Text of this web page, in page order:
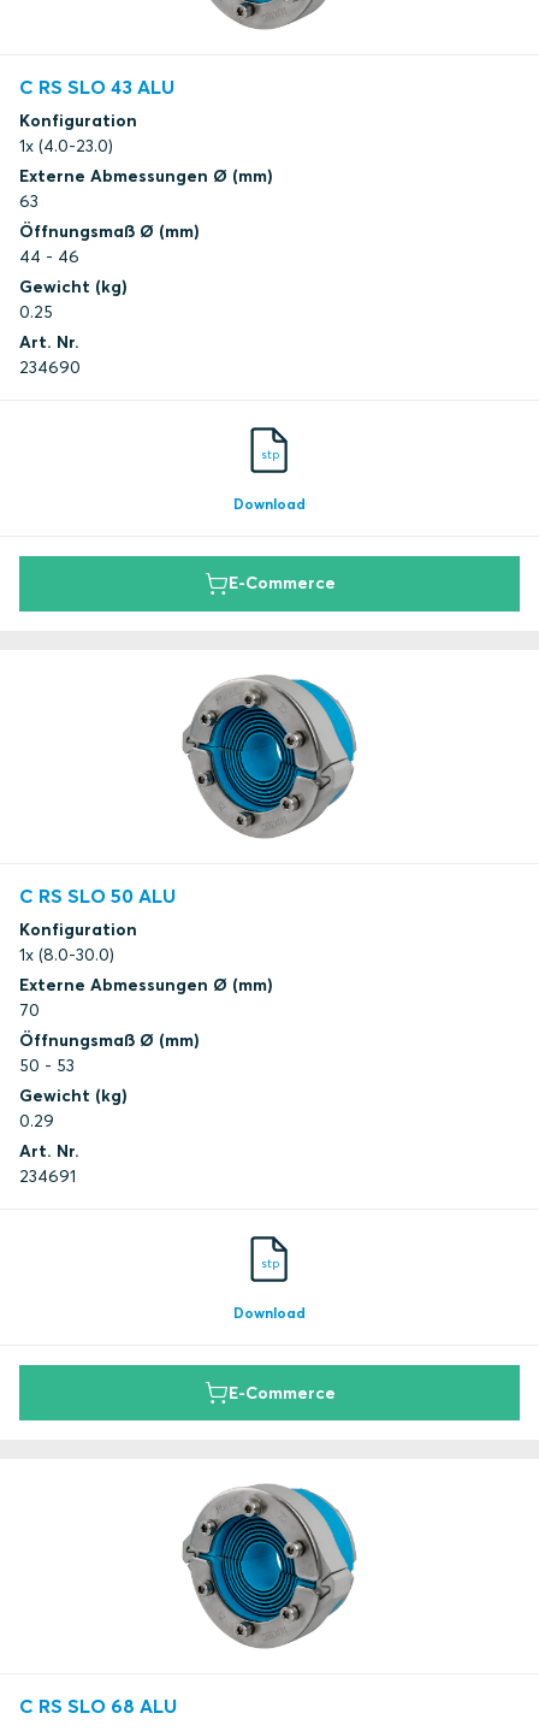
C RS SLO 43 ALU
Konfiguration
1x (4.0-23.0)
Externe Abmessungen Ø (mm)
63
Öffnungsmaß Ø (mm)
44 - 46
Gewicht (kg)
0.25
Art. Nr.
234690
stp
Download
E-Commerce
C RS SLO 50 ALU
Konfiguration
1x (8.0-30.0)
Externe Abmessungen Ø (mm)
70
Öffnungsmaß Ø (mm)
50 - 53
Gewicht (kg)
0.29
Art. Nr.
234691
stp
Download
E-Commerce
C RS SLO 68 ALU